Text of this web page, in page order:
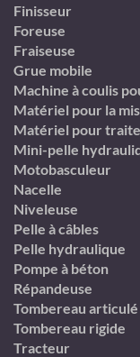
Finisseur
Foreuse
Fraiseuse
Grue mobile
Machine à coulis
Matériel pour la
Matériel pour
Mini-pelle
Motobasculeur
Nacelle
Niveleuse
Pelle à câbles
Pelle hydraulique
Pompe à béton
Répandeuse
Tombereau articulé
Tombereau rigide
Tracteur